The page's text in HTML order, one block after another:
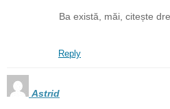
Ba există, măi, citește
Reply
Astrid